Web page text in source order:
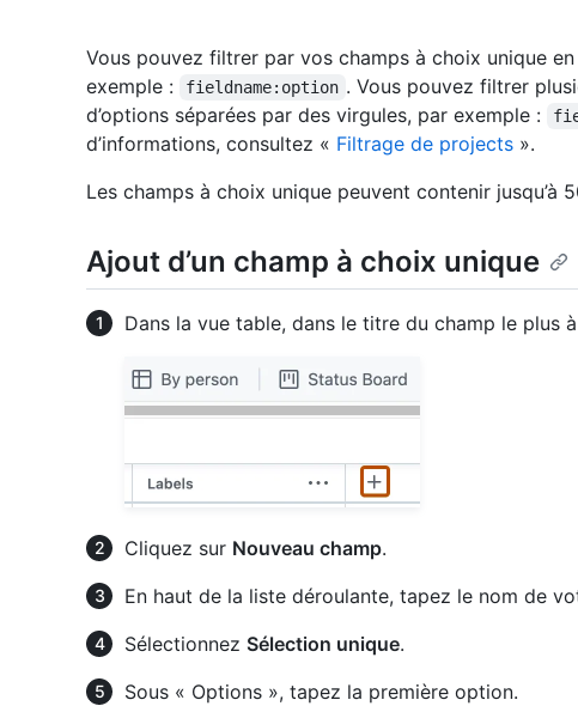
Vous pouvez filtrer par vos champs à choix unique
exemple :
fieldname:option . Vous pouvez filtrer
d’options séparées par des virgules, par exemple :
d’informations, consultez « Filtrage de projects ».
Les champs à choix unique peuvent contenir jusqu’à
Ajout d’un champ à choix unique
Dans la vue table, dans le titre du champ le plus
Cliquez sur Nouveau champ.
En haut de la liste déroulante, tapez le nom de
Sélectionnez Sélection unique.
Sous « Options », tapez la première option.